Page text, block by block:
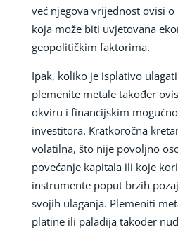
već njegova vrijednost ovisi
koja može biti uvjetovana
geopolitičkim faktorima.
Ipak, koliko je isplativo
plemenite metale također
okviru i financijskim
investitora. Kratkoročna
volatilna, što nije povoljno
povećanje kapitala ili koje
instrumente poput brzih
svojih ulaganja. Plemeniti
platine ili paladija također